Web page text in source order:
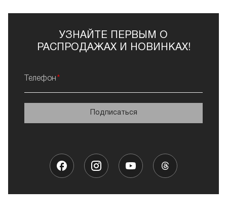
УЗНАЙТЕ ПЕРВЫМ О
РАСПРОДАЖАХ И НОВИНКАХ!
Телефон
Подписаться